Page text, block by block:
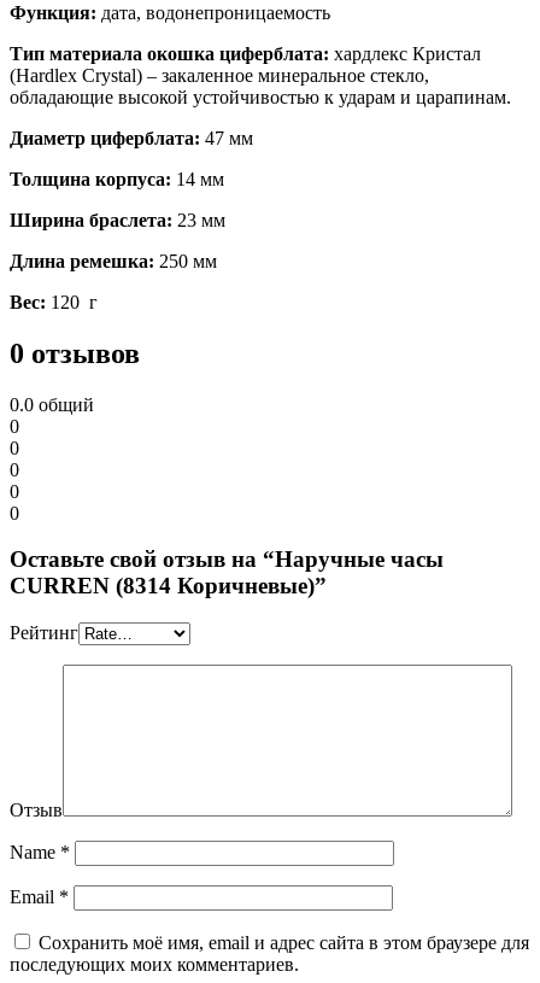
Функция: дата, водонепроницаемость
Тип материала окошка циферблата: хардлекс Кристал
(Hardlex Crystal) – закаленное минеральное стекло,
обладающие высокой устойчивостью к ударам и царапинам.
Диаметр циферблата: 47 мм
Толщина корпуса: 14 мм
Ширина браслета: 23 мм
Длина ремешка: 250 мм
Вес: 120 г
0 отзывов
0.0 общий
0
0
0
0
0
Оставьте свой отзыв на “Наручные часы
CURREN (8314 Коричневые)”
Рейтинг
Отзыв
Name *
Email *
Сохранить моё имя, email и адрес сайта в этом браузере для
последующих моих комментариев.